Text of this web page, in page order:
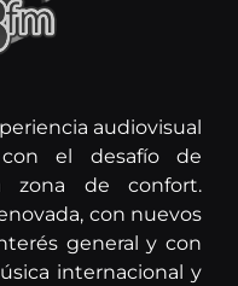
audiovisual
el desafío de
zona de confort.
con nuevos
general y con
internacional y